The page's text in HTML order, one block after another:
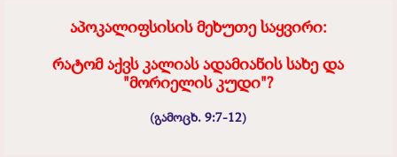
აპოკალიფსისის მეხუთე საყვირი:
რატომ აქვს კალიას ადამიანის სახე და
"მორიელის კუდი"?
(გამოცხ. 9:7-12)